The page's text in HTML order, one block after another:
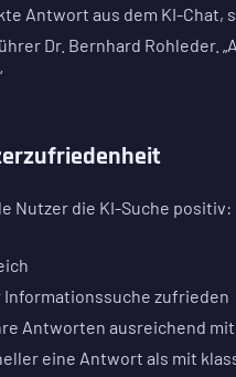
Antwort aus dem KI-
Dr. Bernhard Rohleder.
Nutzer die KI-Suche positiv:
Informationssuche zufrieden
Antworten ausreichend
eine Antwort als mit